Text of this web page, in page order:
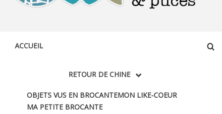
ACCUEIL
RETOUR DE CHINE
OBJETS VUS EN BROCANTEMON LIKE-COEUR
MA PETITE BROCANTE